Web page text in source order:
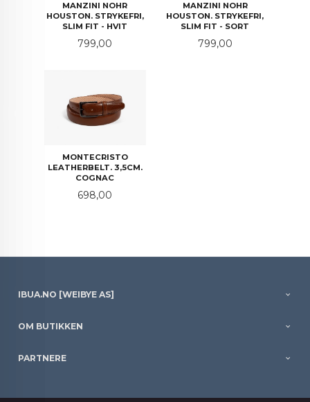
MANZINI NOHR
HOUSTON. STRYKEFRI,
SLIM FIT - HVIT
Pris
799,00
MANZINI NOHR
HOUSTON. STRYKEFRI,
SLIM FIT - SORT
Pris
799,00
MONTECRISTO
LEATHERBELT. 3,5CM.
COGNAC
Pris
698,00
IBUA.NO [WEIBYE AS]
OM BUTIKKEN
PARTNERE